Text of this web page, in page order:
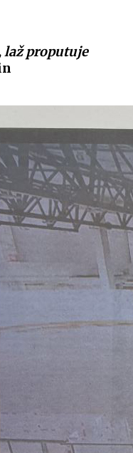
laž proputuje